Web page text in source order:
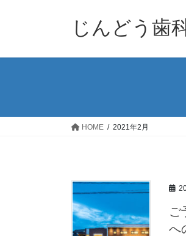
じんどう歯
HOME 2021年2月
ご
へ